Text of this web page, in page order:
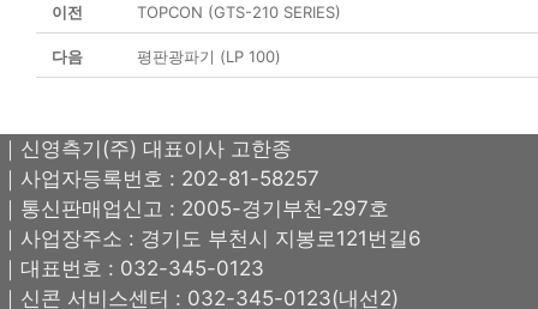
이전 TOPCON (GTS-210 SERIES)
다음 평판광파기 (LP 100)
｜신영측기(주) 대표이사 고한종
｜사업자등록번호 : 202-81-58257
｜통신판매업신고 : 2005-경기부천-297호
｜사업장주소 : 경기도 부천시 지봉로121번길6
｜대표번호 : 032-345-0123
｜신콘 서비스센터 : 032-345-0123(내선2)